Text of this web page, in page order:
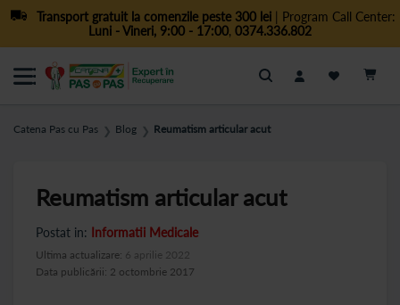
Transport gratuit la comenzile peste 300 lei| Program Call Center:
Luni - Vineri, 9:00 - 17:00, 0374.336.802
Cautare
Catena Pas cu Pas ❯ Blog ❯ Reumatism articular acut
Reumatism articular acut
Postat in: Informatii Medicale
Data publicării: 2 octombrie 2017
Ultima actualizare: 6 aprilie 2022